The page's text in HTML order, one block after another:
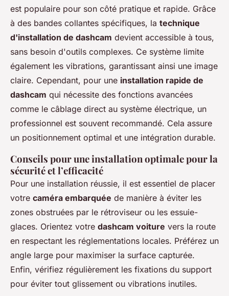
est populaire pour son côté pratique et rapide. Grâce
à des bandes collantes spécifiques, la technique
d'installation de dashcam devient accessible à tous,
sans besoin d'outils complexes. Ce système limite
également les vibrations, garantissant ainsi une image
claire. Cependant, pour une installation rapide de
dashcam qui nécessite des fonctions avancées
comme le câblage direct au système électrique, un
professionnel est souvent recommandé. Cela assure
un positionnement optimal et une intégration durable.
Conseils pour une installation optimale pour la
sécurité et l’efficacité
Pour une installation réussie, il est essentiel de placer
votre caméra embarquée de manière à éviter les
zones obstruées par le rétroviseur ou les essuie-
glaces. Orientez votre dashcam voiture vers la route
en respectant les réglementations locales. Préférez un
angle large pour maximiser la surface capturée.
Enfin, vérifiez régulièrement les fixations du support
pour éviter tout glissement ou vibrations inutiles.